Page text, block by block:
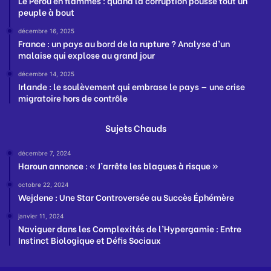
peuple à bout
décembre 16, 2025
France : un pays au bord de la rupture ? Analyse d’un
malaise qui explose au grand jour
décembre 14, 2025
Irlande : le soulèvement qui embrase le pays — une crise
migratoire hors de contrôle
Sujets Chauds
décembre 7, 2024
Haroun annonce : « J’arrête les blagues à risque »
octobre 22, 2024
Wejdene : Une Star Controversée au Succès Éphémère
janvier 11, 2024
Naviguer dans les Complexités de l’Hypergamie : Entre
Instinct Biologique et Défis Sociaux